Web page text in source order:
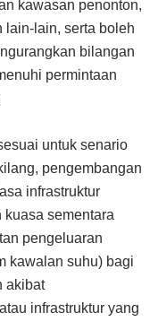
kawasan penonton,
lain-lain, serta boleh
bilangan
permintaan
untuk senario
pengembangan
infrastruktur
kuasa sementara
pengeluaran
kawalan suhu) bagi
akibat
infrastruktur yang